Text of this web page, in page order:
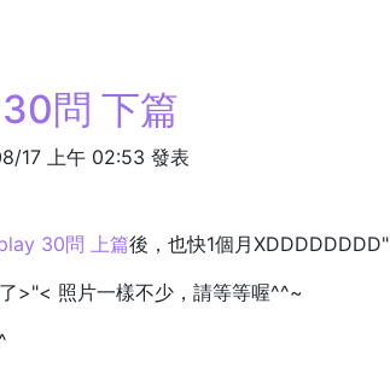
問 下篇
17 上午 02:53 發表
30問 上篇後，也快1個月XDDDDDDDD"
>"< 照片一樣不少，請等等喔^^~